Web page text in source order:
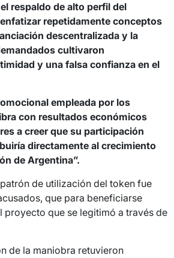
respaldo de alto perfil del
repetidamente conceptos
descentralizada y la
cultivaron
y una falsa confianza en el
empleada por los
con resultados económicos
a creer que su participación
directamente al crecimiento
de Argentina”.
de utilización del token fue
que para beneficiarse
que se legitimó a través de
de la maniobra retuvieron